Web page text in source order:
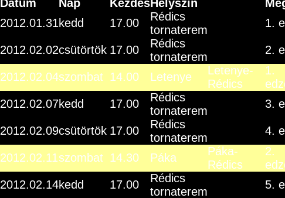
Dátum Nap KezdésHelyszín
2012.01.31kedd 17.00
Rédics
tornaterem
1.
2012.02.02csütörtök 17.00
Rédics
tornaterem
2.
2012.02.04szombat 14.00 Letenye
Letenye-
Rédics
1.
2012.02.07kedd 17.00
Rédics
tornaterem
3.
2012.02.09csütörtök 17.00
Rédics
tornaterem
4.
2012.02.11szombat 14.30 Páka
Páka-
Rédics
2.
2012.02.14kedd 17.00
Rédics
tornaterem
5.